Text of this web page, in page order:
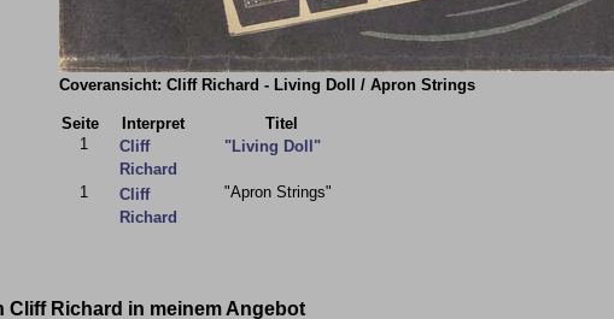
Coveransicht: Cliff Richard - Living Doll / Apron Strings
Seite Interpret
Titel
1
Cliff
Richard
"Living Doll"
1
Cliff
Richard
"Apron Strings"
Cliff Richard in meinem Angebot